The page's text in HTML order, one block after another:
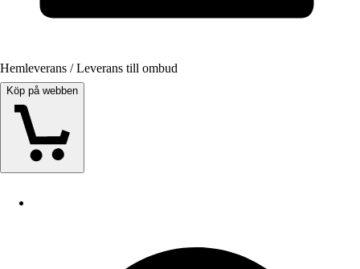
Hemleverans / Leverans till ombud
Köp på webben